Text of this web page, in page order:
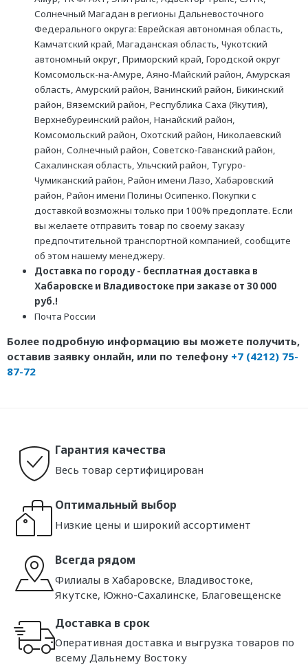
Солнечный Магадан в регионы Дальневосточного
Федерального округа: Еврейская автономная область,
Камчатский край, Магаданская область, Чукотский
автономный округ, Приморский край, Городской округ
Комсомольск-на-Амуре, Аяно-Майский район, Амурская
область, Амурский район, Ванинский район, Бикинский
район, Вяземский район, Республика Саха (Якутия),
Верхнебуреинский район, Нанайский район,
Комсомольский район, Охотский район, Николаевский
район, Солнечный район, Советско-Гаванский район,
Сахалинская область, Ульчский район, Тугуро-
Чумиканский район, Район имени Лазо, Хабаровский
район, Район имени Полины Осипенко. Покупки с
доставкой возможны только при 100% предоплате. Если
вы желаете отправить товар по своему заказу
предпочтительной транспортной компанией, сообщите
об этом нашему менеджеру.
Доставка по городу - бесплатная доставка в
Хабаровске и Владивостоке при заказе от 30 000
руб.!
Почта России
Более подробную информацию вы можете получить,
оставив заявку онлайн, или по телефону +7 (4212) 75-
87-72
Гарантия качества
Весь товар сертифицирован
Оптимальный выбор
Низкие цены и широкий ассортимент
Всегда рядом
Филиалы в Хабаровске, Владивостоке,
Якутске, Южно-Сахалинске, Благовещенске
Доставка в срок
Оперативная доставка и выгрузка товаров по
всему Дальнему Востоку